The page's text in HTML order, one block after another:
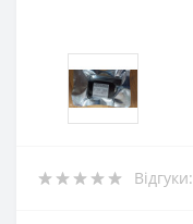
Відгуки: